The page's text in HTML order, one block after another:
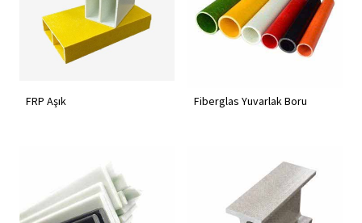
FRP Aşık Fiberglas Yuvarlak Boru